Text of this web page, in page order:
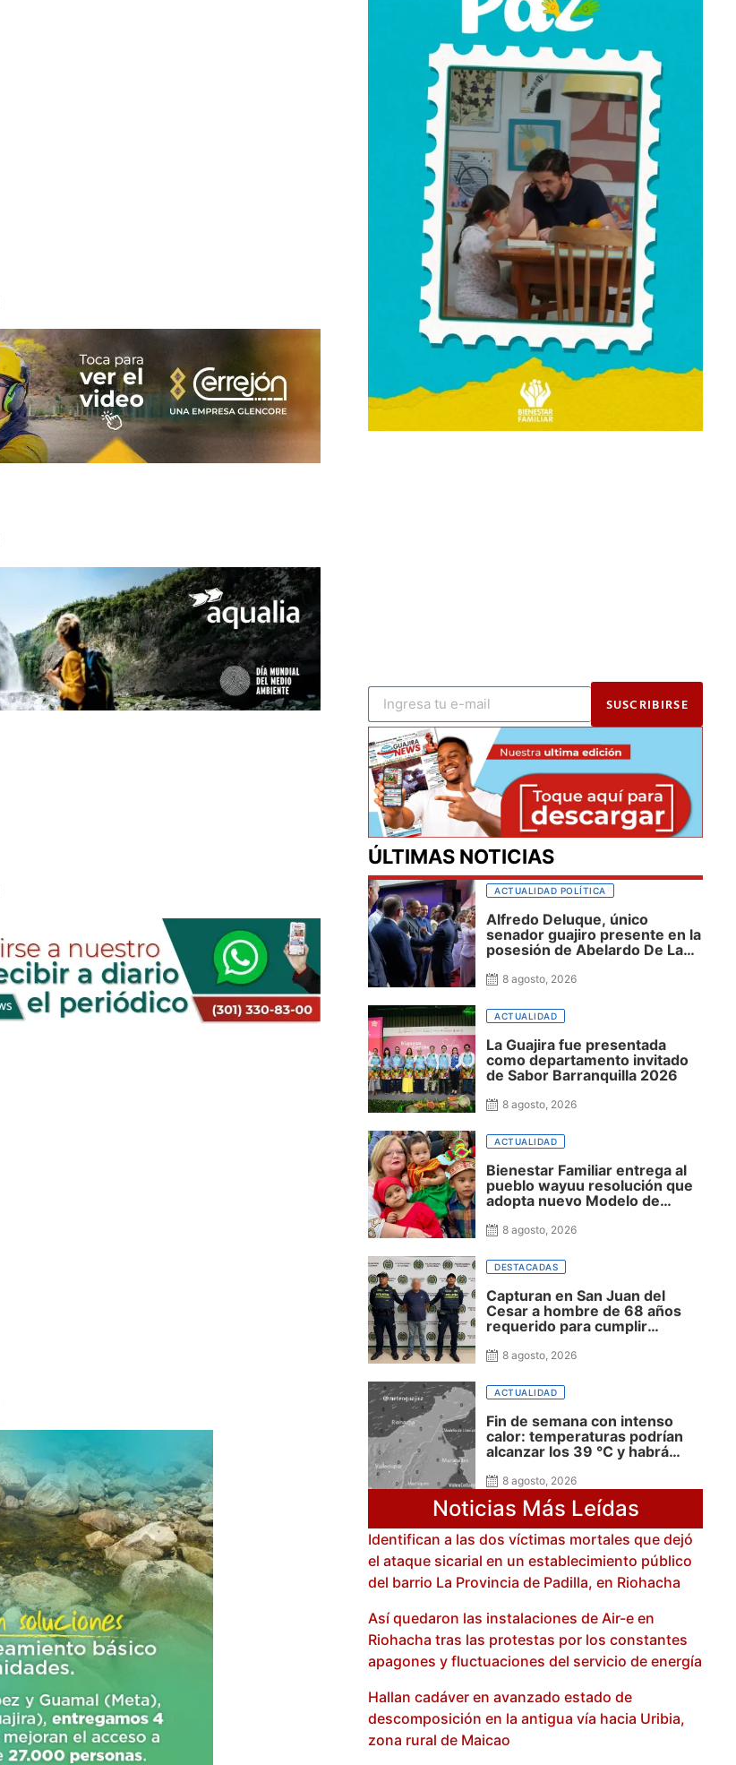
SUSCRIBIRSE
ÚLTIMAS NOTICIAS
ACTUALIDAD POLÍTICA
Alfredo Deluque, único
senador guajiro presente en la
posesión de Abelardo De La
con el nuevo presidente y
Guajira
8 agosto, 2026
ACTUALIDAD
La Guajira fue presentada
como departamento invitado
de Sabor Barranquilla 2026
8 agosto, 2026
ACTUALIDAD
Bienestar Familiar entrega al
pueblo wayuu resolución que
adopta nuevo Modelo de
8 agosto, 2026
DESTACADAS
Capturan en San Juan del
Cesar a hombre de 68 años
requerido para cumplir
delinquir y tráfico de drogas
8 agosto, 2026
ACTUALIDAD
Fin de semana con intenso
calor: temperaturas podrían
alcanzar los 39 °C y habrá
advierte Meteoguajira
8 agosto, 2026
Noticias Más Leídas
Identifican a las dos víctimas mortales que dejó
el ataque sicarial en un establecimiento público
del barrio La Provincia de Padilla, en Riohacha
Así quedaron las instalaciones de Air-e en
Riohacha tras las protestas por los constantes
apagones y fluctuaciones del servicio de energía
Hallan cadáver en avanzado estado de
descomposición en la antigua vía hacia Uribia,
zona rural de Maicao